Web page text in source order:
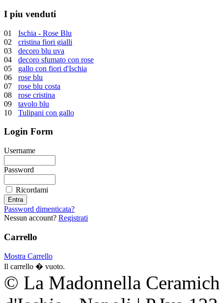
I piu venduti
01
Ischia - Rose Blu
02
cristina fiori gialli
03
decoro blu uva
04
decoro sfumato con rose
05
gallo con fiori d'Ischia
06
rose blu
07
rose blu costa
08
rose cristina
09
tavolo blu
10
Tulipani con gallo
Login Form
Username
Password
Ricordami
Password dimenticata?
Nessun account? Registrati
Carrello
Mostra Carrello
Il carrello � vuoto.
© La Madonnella